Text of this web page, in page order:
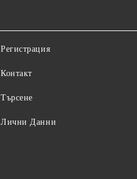
Регистрация
Контакт
Търсене
Лични Данни